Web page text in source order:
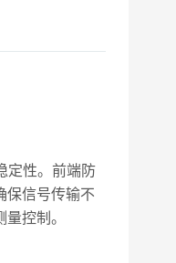
定性。前端防
保信号传输不
控制。